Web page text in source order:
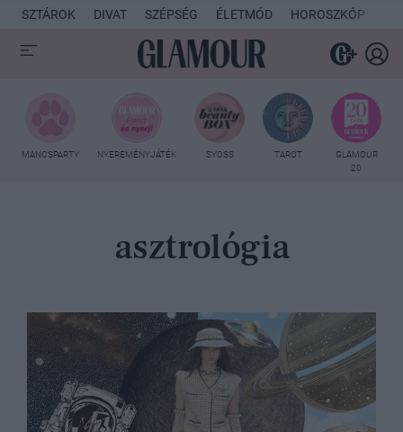
SZTÁROK DIVAT SZÉPSÉG ÉLETMÓD HOROSZKÓP
MANCSPARTY NYEREMÉNYJÁTÉK SYOSS TAROT
GLAMOUR
20
asztrológia